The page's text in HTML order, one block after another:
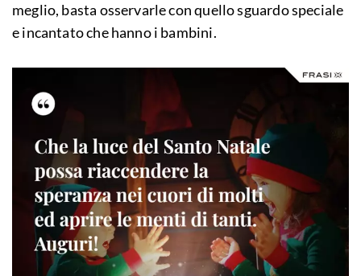
meglio, basta osservarle con quello sguardo speciale
e incantato che hanno i bambini.